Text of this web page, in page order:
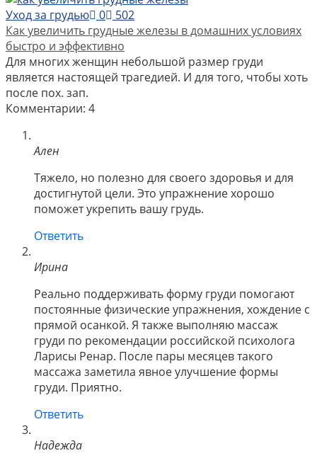
Уход за грудью 0
502
Как увеличить грудные железы в домашних условиях
быстро и эффективно
Для многих женщин небольшой размер груди
является настоящей трагедией. И для того, чтобы хоть
после пох. зап.
Комментарии: 4
Ален
Тяжело, но полезно для своего здоровья и для
достигнутой цели. Это упражнение хорошо
поможет укрепить вашу грудь.
Ответить
Ирина
Реально поддерживать форму груди помогают
постоянные физические упражнения, хождение с
прямой осанкой. Я также выполняю массаж
груди по рекомендации российской психолога
Ларисы Ренар. После пары месяцев такого
массажа заметила явное улучшение формы
груди. Приятно.
Ответить
Надежда